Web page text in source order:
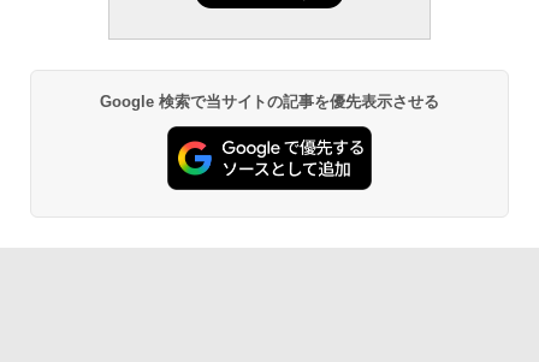
Google 検索で当サイトの記事を優先表示させる